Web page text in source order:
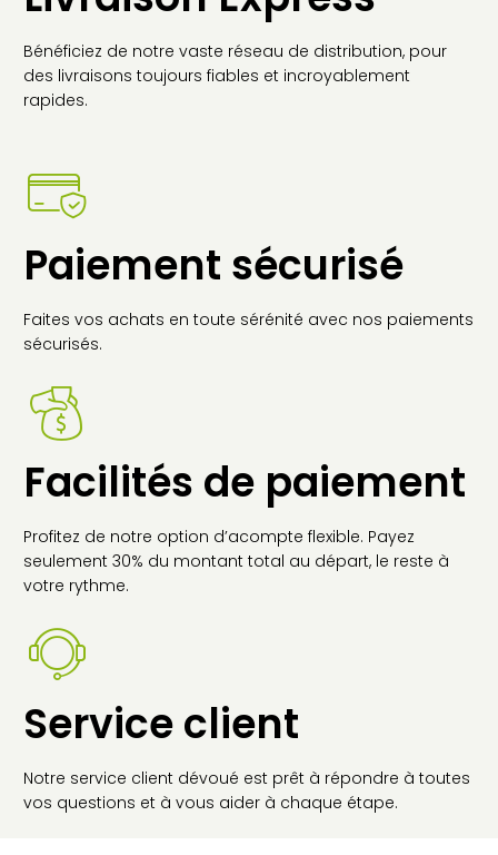
Bénéficiez de notre vaste réseau de distribution, pour
des livraisons toujours fiables et incroyablement
rapides.
Paiement sécurisé
Faites vos achats en toute sérénité avec nos paiements
sécurisés.
Facilités de paiement
Profitez de notre option d’acompte flexible. Payez
seulement 30% du montant total au départ, le reste à
votre rythme.
Service client
Notre service client dévoué est prêt à répondre à toutes
vos questions et à vous aider à chaque étape.